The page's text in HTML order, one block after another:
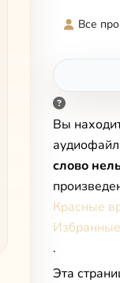
Все
Вы
слово
Красные
.
Эта